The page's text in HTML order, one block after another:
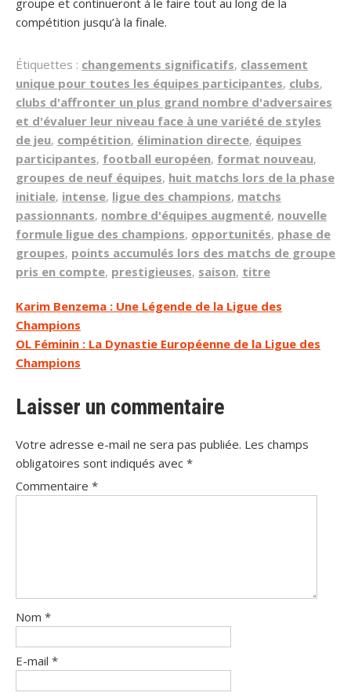
groupe et continueront à le faire tout au long de la
compétition jusqu’à la finale.
Étiquettes : changements significatifs, classement
unique pour toutes les équipes participantes, clubs,
clubs d'affronter un plus grand nombre d'adversaires
et d'évaluer leur niveau face à une variété de styles
de jeu, compétition, élimination directe, équipes
participantes, football européen, format nouveau,
groupes de neuf équipes, huit matchs lors de la phase
initiale, intense, ligue des champions, matchs
passionnants, nombre d'équipes augmenté, nouvelle
formule ligue des champions, opportunités, phase de
groupes, points accumulés lors des matchs de groupe
pris en compte, prestigieuses, saison, titre
Navigation
de
l’article
Karim Benzema : Une Légende de la Ligue des
Champions
OL Féminin : La Dynastie Européenne de la Ligue des
Champions
Laisser un commentaire
Votre adresse e-mail ne sera pas publiée. Les champs
obligatoires sont indiqués avec *
Commentaire *
Nom *
E-mail *